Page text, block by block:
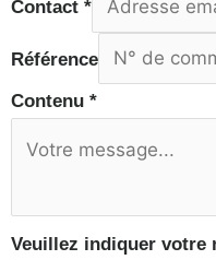
Contact *
Référence
Contenu *
Veuillez indiquer votre